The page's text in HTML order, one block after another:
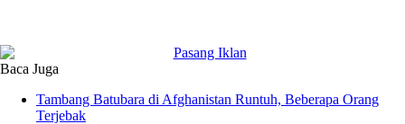
Baca Juga
Tambang Batubara di Afghanistan Runtuh, Beberapa Orang
Terjebak